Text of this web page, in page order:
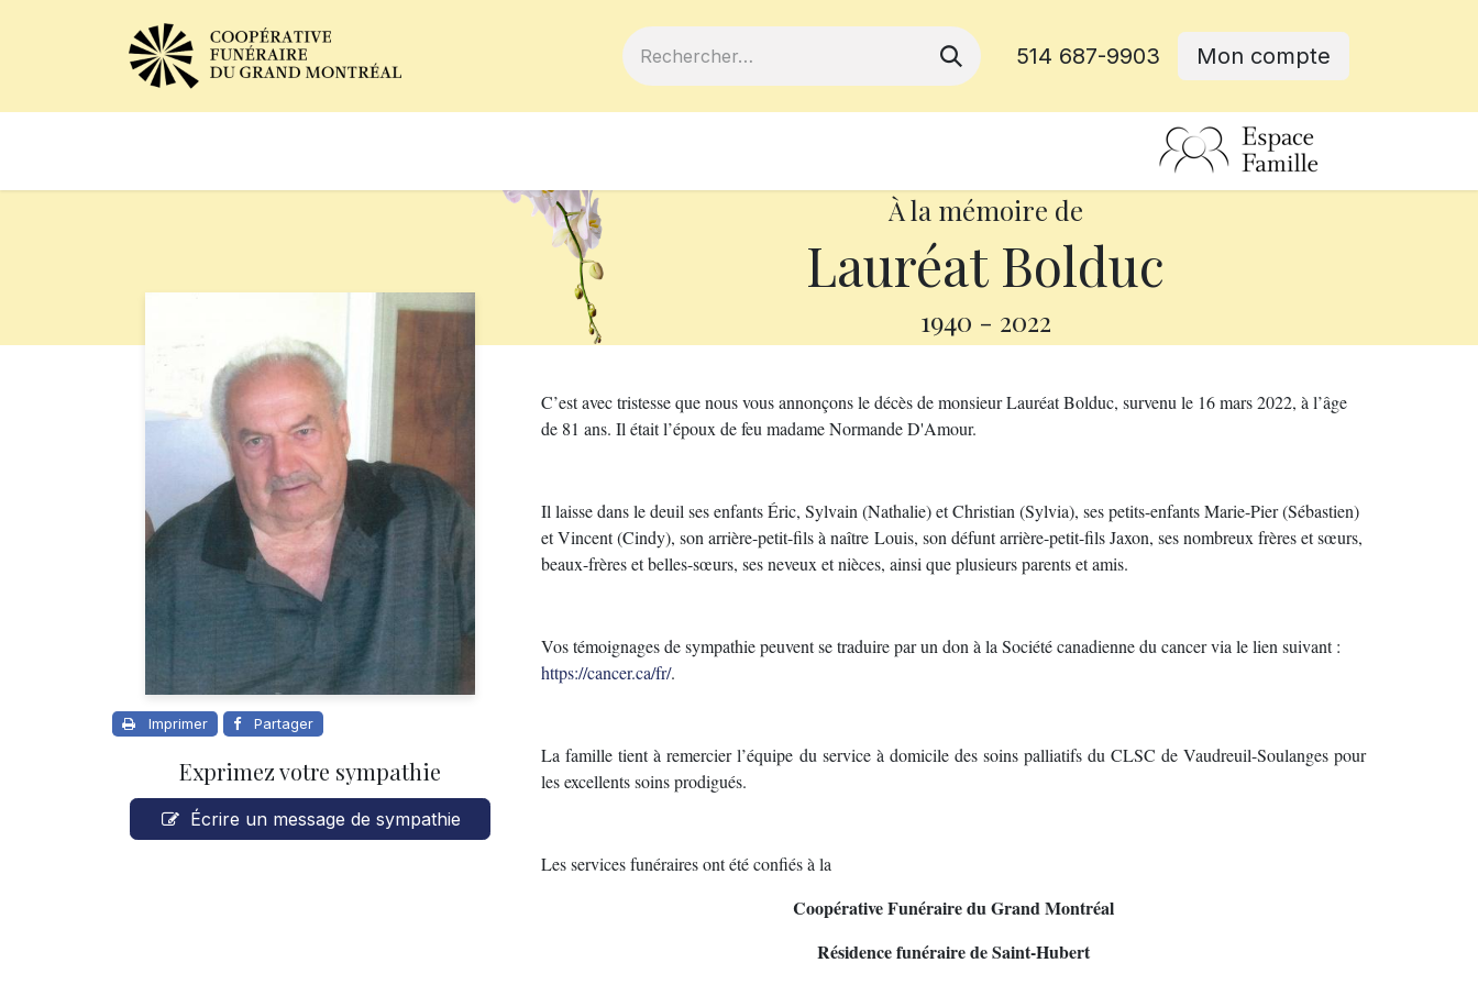
514 687-9903 Mon compte
À la mémoire de
Lauréat Bolduc
1940 - 2022
Imprimer Partager
Exprimez votre sympathie
Écrire un message de sympathie
C’est avec tristesse que nous vous annonçons le décès de monsieur Lauréat Bolduc, survenu le 16 mars 2022, à l’âge
de 81 ans. Il était l’époux de feu madame Normande D'Amour.
Il laisse dans le deuil ses enfants Éric, Sylvain (Nathalie) et Christian (Sylvia), ses petits-enfants Marie-Pier (Sébastien)
et Vincent (Cindy), son arrière-petit-fils à naître Louis, son défunt arrière-petit-fils Jaxon, ses nombreux frères et sœurs,
beaux-frères et belles-sœurs, ses neveux et nièces, ainsi que plusieurs parents et amis.
Vos témoignages de sympathie peuvent se traduire par un don à la Société canadienne du cancer via le lien suivant :
https://cancer.ca/fr/.
La famille tient à remercier l’équipe du service à domicile des soins palliatifs du CLSC de Vaudreuil-Soulanges pour
les excellents soins prodigués.
Les services funéraires ont été confiés à la
Coopérative Funéraire du Grand Montréal
Résidence funéraire de Saint-Hubert